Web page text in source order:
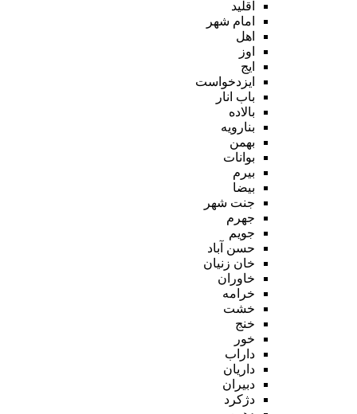
اقلید
امام شهر
اهل
اوز
ایج
ایزدخواست
باب انار
بالاده
بنارویه
بهمن
بوانات
بیرم
بیضا
جنت شهر
جهرم
جویم
حسن آباد
خان زنیان
خاوران
خرامه
خشت
خنج
خور
داراب
داریان
دبیران
دژکرد